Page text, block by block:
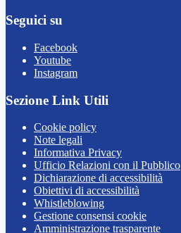
Seguici su
Facebook
Youtube
Instagram
Sezione Link Utili
Cookie policy
Note legali
Informativa Privacy
Ufficio Relazioni con il Pubblico
Dichiarazione di accessibilità
Obiettivi di accessibilità
Whistleblowing
Gestione consensi cookie
Amministrazione trasparente